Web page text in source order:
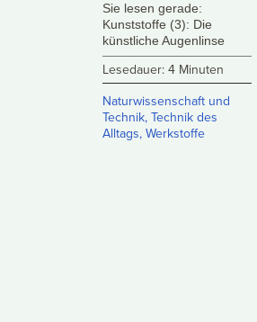
Sie lesen gerade:
Kunststoffe (3): Die
künstliche Augenlinse
Lesedauer: 4 Minuten
Naturwissenschaft und
Technik, Technik des
Alltags, Werkstoffe